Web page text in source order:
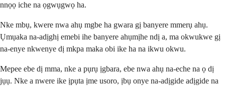
nnọọ iche na ọgwụgwọ ha.
Nke mbụ, kwere nwa ahụ mgbe ha gwara gị banyere mmerụ ahụ.
Ụmụaka na-adịghị emebi ihe banyere ahụmịhe ndị a, ma okwukwe gị
na-enye nkwenye dị mkpa maka obi ike ha na ikwu okwu.
Mepee ebe dị mma, nke a pụrụ ịgbara, ebe nwa ahụ na-eche na ọ dị
jụụ. Nke a nwere ike ịpụta ịme usoro, ịbụ onye na-adịgide adịgide na